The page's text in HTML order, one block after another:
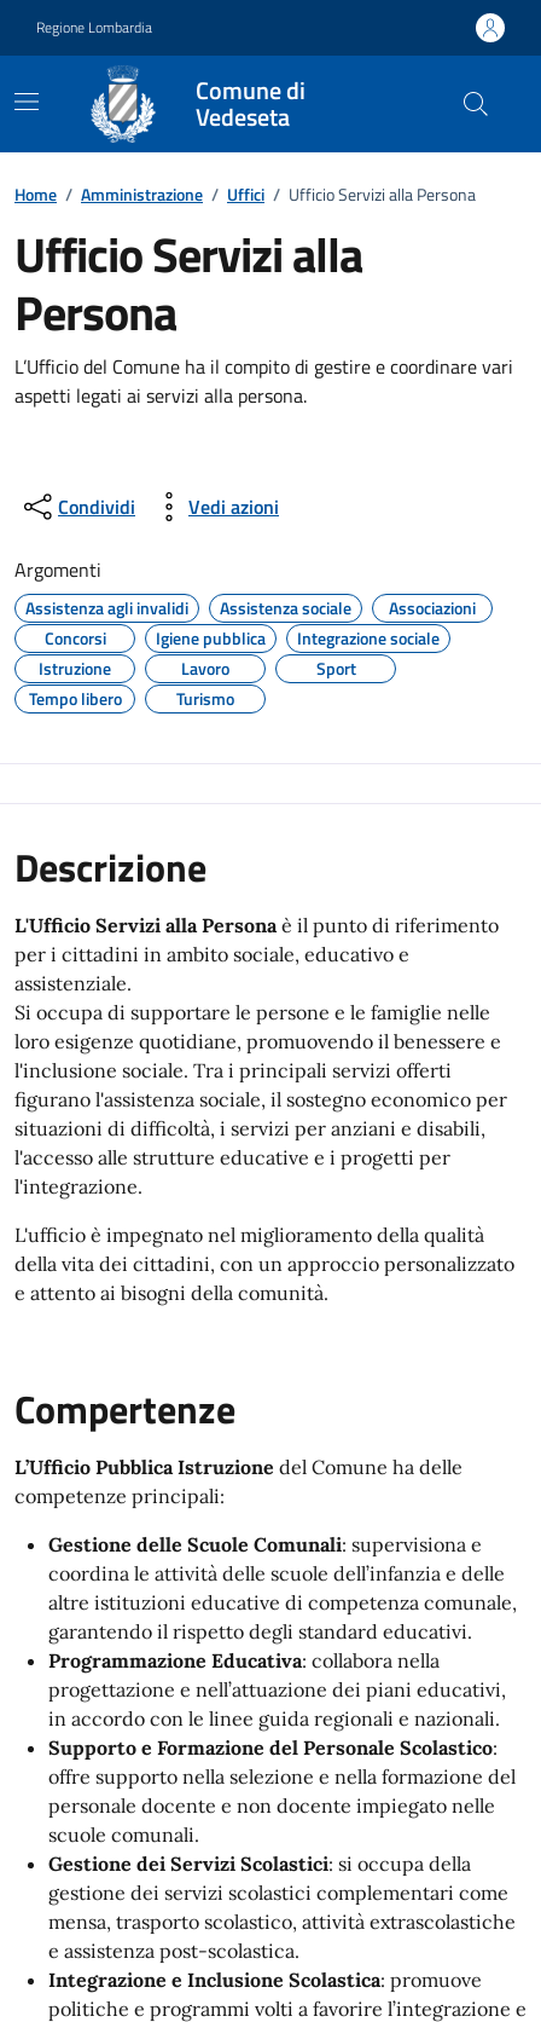
Regione Lombardia
Comune di
Vedeseta
Dettagli dell'ufficio
Home / Amministrazione / Uffici / Ufficio Servizi alla Persona
Ufficio Servizi alla
Persona
L’Ufficio del Comune ha il compito di gestire e coordinare vari
aspetti legati ai servizi alla persona.
Condividi Vedi azioni
Argomenti
Assistenza agli invalidi Assistenza sociale
Associazioni
Concorsi
Igiene pubblica
Integrazione sociale
Istruzione
Lavoro
Sport
Tempo libero
Turismo
Descrizione
L'Ufficio Servizi alla Personaè il punto di riferimento
per i cittadini in ambito sociale, educativo e
assistenziale.
Si occupa di supportare le persone e le famiglie nelle
loro esigenze quotidiane, promuovendo il benessere e
l'inclusione sociale. Tra i principali servizi offerti
figurano l'assistenza sociale, il sostegno economico per
situazioni di difficoltà, i servizi per anziani e disabili,
l'accesso alle strutture educative e i progetti per
l'integrazione.
L'ufficio è impegnato nel miglioramento della qualità
della vita dei cittadini, con un approccio personalizzato
e attento ai bisogni della comunità.
Compertenze
L’Ufficio Pubblica Istruzione del Comune ha delle
competenze principali:
Gestione delle Scuole Comunali: supervisiona e
coordina le attività delle scuole dell’infanzia e delle
altre istituzioni educative di competenza comunale,
garantendo il rispetto degli standard educativi.
Programmazione Educativa: collabora nella
progettazione e nell’attuazione dei piani educativi,
in accordo con le linee guida regionali e nazionali.
Supporto e Formazione del Personale Scolastico:
offre supporto nella selezione e nella formazione del
personale docente e non docente impiegato nelle
scuole comunali.
Gestione dei Servizi Scolastici: si occupa della
gestione dei servizi scolastici complementari come
mensa, trasporto scolastico, attività extrascolastiche
e assistenza post-scolastica.
Integrazione e Inclusione Scolastica: promuove
politiche e programmi volti a favorire l’integrazione e